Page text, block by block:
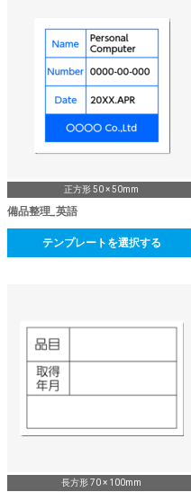
正方形 50 × 50mm
備品整理_英語
テンプレートを選択する
長方形 70 × 100mm